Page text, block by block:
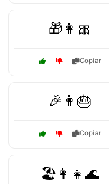
🎁👩🎀
Copiar
🎉👩🎂
Copiar
🏖️👩👧🌊